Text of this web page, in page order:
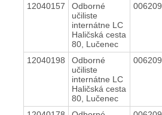
12040157
Odborné
učiliste
internátne LC
Haličská cesta
80, Lučenec
12040198
Odborné
učiliste
internátne LC
Haličská cesta
80, Lučenec